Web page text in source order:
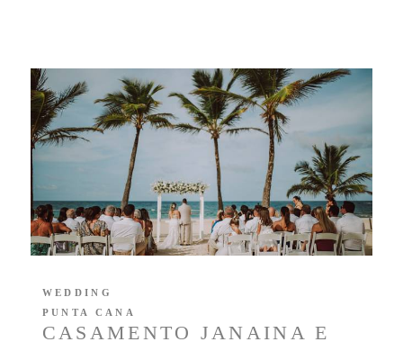
CASAMENTO JANAINA E
WEDDING
PUNTA CANA